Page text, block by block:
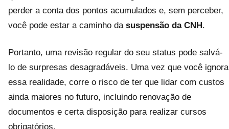
perder a conta dos pontos acumulados e, sem perceber,
você pode estar a caminho da suspensão da CNH .
Portanto, uma revisão regular do seu status pode salvá-
lo de surpresas desagradáveis. Uma vez que você ignora
essa realidade, corre o risco de ter que lidar com custos
ainda maiores no futuro, incluindo renovação de
documentos e certa disposição para realizar cursos
obrigatórios.